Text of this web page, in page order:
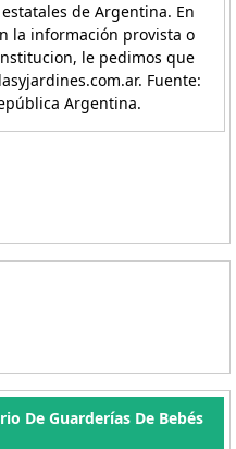
de Argentina. En
la información provista o
le pedimos que
Fuente:
Argentina.
De Guarderías De Bebés